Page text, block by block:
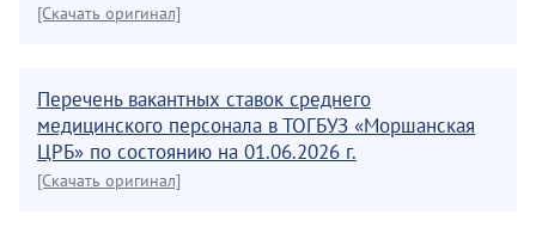
[Скачать оригинал]
Перечень вакантных ставок среднего
медицинского персонала в ТОГБУЗ «Моршанская
ЦРБ» по состоянию на 01.06.2026 г.
[Скачать оригинал]